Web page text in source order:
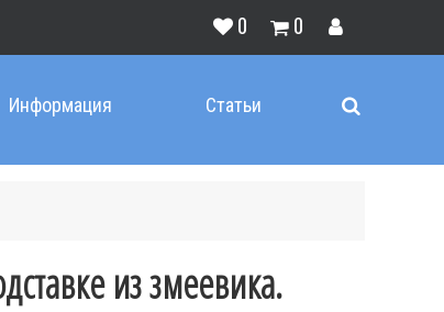
0 0
Информация Статьи
из змеевика.